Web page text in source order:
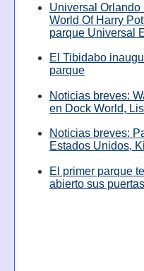
Universal
World Of Harry
parque Universal
El Tibidabo
parque
Noticias breves:
en Dock World,
Noticias breves:
Estados Unidos,
El primer parque
abierto sus